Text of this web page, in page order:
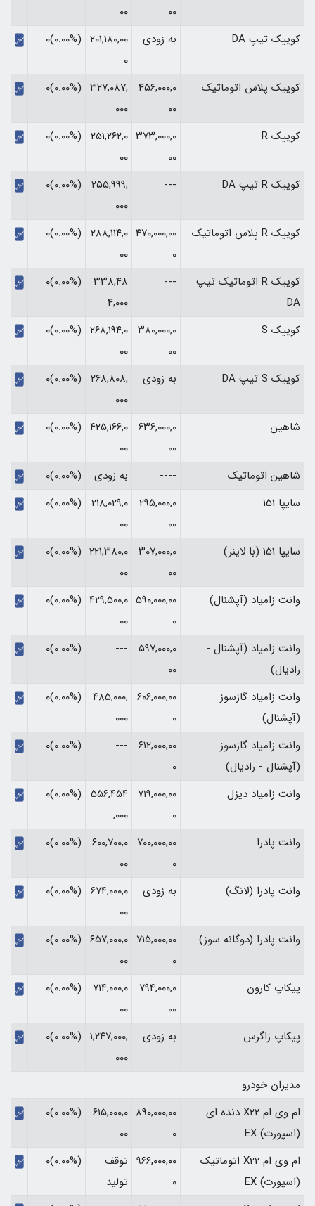
۰۰
۰۰
کوییک تیپ DA
به زودی
۲۰۱,۱۸۰,۰۰
۰
(۰.۰۰%)۰
کوییک پلاس اتوماتیک
۴۵۶,۰۰۰,۰
۰۰
۳۲۷,۰۸۷,
۰۰۰
(۰.۰۰%)۰
کوییک R
۳۷۳,۰۰۰,۰
۰۰
۲۵۱,۲۶۲,۰
۰۰
(۰.۰۰%)۰
کوییک R تیپ DA ---
۲۵۵,۹۹۹,
۰۰۰
(۰.۰۰%)۰
کوییک R پلاس اتوماتیک
۴۷۰,۰۰۰,۰۰
۰
۲۸۸,۱۱۴,۰
۰۰
(۰.۰۰%)۰
کوییک R اتوماتیک تیپ
DA
---
۳۳۸,۴۸
۴,۰۰۰
(۰.۰۰%)۰
کوییک S
۳۸۰,۰۰۰,۰
۰۰
۲۶۸,۱۹۴,۰
۰۰
(۰.۰۰%)۰
کوییک S تیپ DA به زودی
۲۶۸,۸۰۸,
۰۰۰
(۰.۰۰%)۰
شاهین
۶۳۶,۰۰۰,۰
۰۰
۴۲۵,۱۶۶,۰
۰۰
(۰.۰۰%)۰
شاهین اتوماتیک ---- به زودی
(۰.۰۰%)۰
سایپا 151
۲۹۵,۰۰۰,۰
۰۰
۲۱۸,۰۲۹,۰
۰۰
(۰.۰۰%)۰
سایپا 151 (با لاینر)
۳۰۷,۰۰۰,۰
۰۰
۲۲۱,۳۸۰,۰
۰۰
(۰.۰۰%)۰
وانت زامیاد (آپشنال)
۵۹۰,۰۰۰,۰۰
۰
۴۲۹,۵۰۰,۰
۰۰
(۰.۰۰%)۰
وانت زامیاد (آپشنال -
رادیال)
۵۹۷,۰۰۰,۰
۰۰
--- (۰.۰۰%)۰
وانت زامیاد گازسوز
(آپشنال)
۶۰۶,۰۰۰,۰۰
۰
۴۸۵,۰۰۰,
۰۰۰
(۰.۰۰%)۰
وانت زامیاد گازسوز
(آپشنال - رادیال)
۶۱۲,۰۰۰,۰۰
۰
--- (۰.۰۰%)۰
وانت زامیاد دیزل
۷۱۹,۰۰۰,۰۰
۰
۵۵۶,۴۵۴
,۰۰۰
(۰.۰۰%)۰
وانت پادرا
۷۰۰,۰۰۰,۰۰
۰
۶۰۰,۷۰۰,۰
۰۰
(۰.۰۰%)۰
وانت پادرا (لانگ) به زودی
۶۷۴,۰۰۰,۰
۰۰
(۰.۰۰%)۰
وانت پادرا (دوگانه سوز)
۷۱۵,۰۰۰,۰۰
۰
۶۵۷,۰۰۰,۰
۰۰
(۰.۰۰%)۰
پیکاپ کارون
۷۹۴,۰۰۰,۰
۰۰
۷۱۴,۰۰۰,۰
۰۰
(۰.۰۰%)۰
پیکاپ زاگرس به زودی
۱,۲۴۷,۰۰۰,
۰۰۰
(۰.۰۰%)۰
مدیران خودرو
ام وی ام X22 دنده ای
(اسپورت) EX
۸۹۰,۰۰۰,۰۰
۰
۶۱۵,۰۰۰,۰
۰۰
(۰.۰۰%)۰
ام وی ام X22 اتوماتیک
(اسپورت) EX
۹۶۶,۰۰۰,۰۰
۰
توقف
تولید
(۰.۰۰%)۰